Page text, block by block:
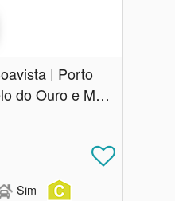
| Porto
Porto, Porto, Lordelo do Ouro e Massarelos
Sim